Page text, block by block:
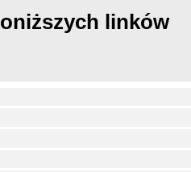
linków